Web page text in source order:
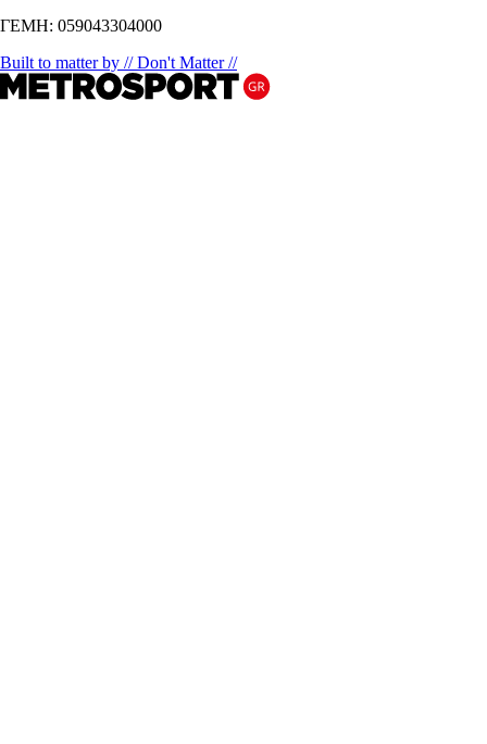
ΓΕΜΗ: 059043304000
Built to matter by // Don't Matter //